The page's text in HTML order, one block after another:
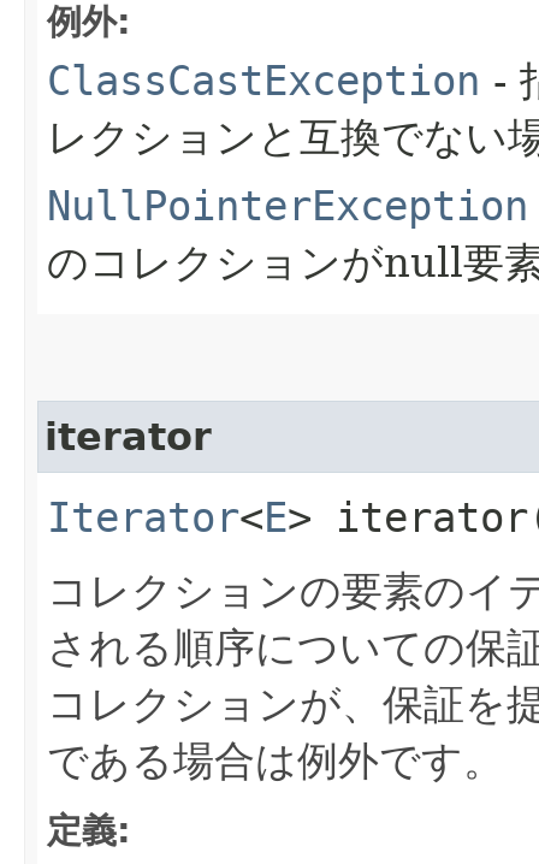
例外:
ClassCastException -
レクションと互換でない
NullPointerException
のコレクションがnull要
iterator
Iterator<E>
コレクションの要素のイ
される順序についての保
コレクションが、保証を
である場合は例外です。
定義: